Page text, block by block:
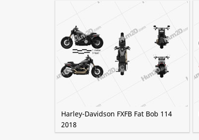
Harley-Davidson FXFB Fat Bob 114
2018